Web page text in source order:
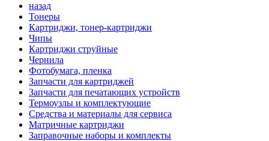
назад
Тонеры
Картриджи, тонер-картриджи
Чипы
Картриджи струйные
Чернила
Фотобумага, пленка
Запчасти для картриджей
Запчасти для печатающих устройств
Термоузлы и комплектующие
Средства и материалы для сервиса
Матричные картриджи
Заправочные наборы и комплекты